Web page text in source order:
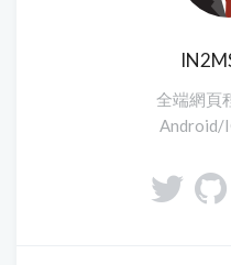
全端網頁
Android/